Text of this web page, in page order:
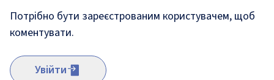
Потрібно бути зареєстрованим користувачем, щоб
коментувати.
Увійти